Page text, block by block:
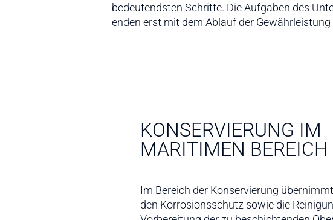
bedeutendsten Schritte. Die Aufgaben des
enden erst mit dem Ablauf der
KONSERVIERUNG IM
MARITIMEN BEREICH
Im Bereich der Konservierung
den Korrosionsschutz sowie die